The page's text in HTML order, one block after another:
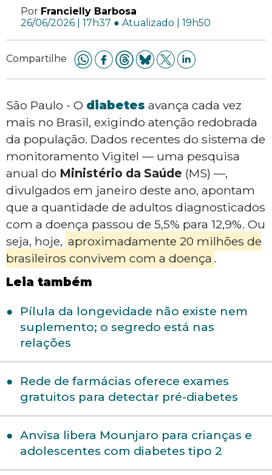
Por Francielly Barbosa
26/06/2026 | 17h37 ● Atualizado | 19h50
Compartilhe
São Paulo - O diabetes avança cada vez
mais no Brasil, exigindo atenção redobrada
da população. Dados recentes do sistema de
monitoramento Vigitel — uma pesquisa
anual do Ministério da Saúde (MS) —,
divulgados em janeiro deste ano, apontam
que a quantidade de adultos diagnosticados
com a doença passou de 5,5% para 12,9%. Ou
seja, hoje, aproximadamente 20 milhões de
brasileiros convivem com a doença .
Leia também
Pílula da longevidade não existe nem
suplemento; o segredo está nas
relações
Rede de farmácias oferece exames
gratuitos para detectar pré-diabetes
Anvisa libera Mounjaro para crianças e
adolescentes com diabetes tipo 2